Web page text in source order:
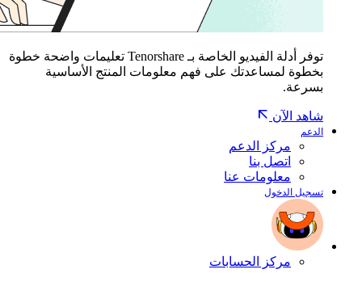
توفر أدلة الفيديو الخاصة بـ Tenorshare تعليمات واضحة خطوة
بخطوة لمساعدتك على فهم معلومات المنتج الأساسية
بسرعة.
شاهد الآن
الدعم
مركز الدعم
اتصل بنا
معلومات عنا
تسجيل الدخول
مركز الحسابات